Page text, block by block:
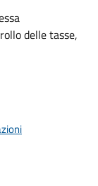
delle tasse,